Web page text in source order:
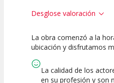
Desglose valoración
10
Espectáculo
10
Escena
La obra comenzó a la
ubicación y disfrutamos
La calidad de los
en su profesión y son